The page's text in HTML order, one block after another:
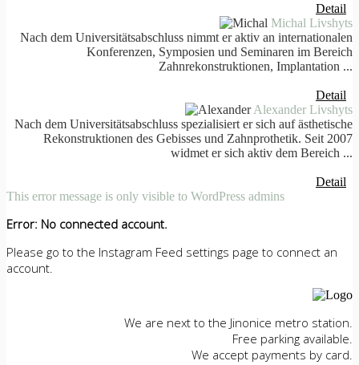
Detail
Michal Livshyts
Nach dem Universitätsabschluss nimmt er aktiv an internationalen
Konferenzen, Symposien und Seminaren im Bereich
Zahnrekonstruktionen, Implantation ...
Detail
Alexander Livshyts
Nach dem Universitätsabschluss spezialisiert er sich auf ästhetische
Rekonstruktionen des Gebisses und Zahnprothetik. Seit 2007
widmet er sich aktiv dem Bereich ...
Detail
This error message is only visible to WordPress admins
Error: No connected account.
Please go to the Instagram Feed settings page to connect an
account.
We are next to the Jinonice metro station.
Free parking available.
We accept payments by card.